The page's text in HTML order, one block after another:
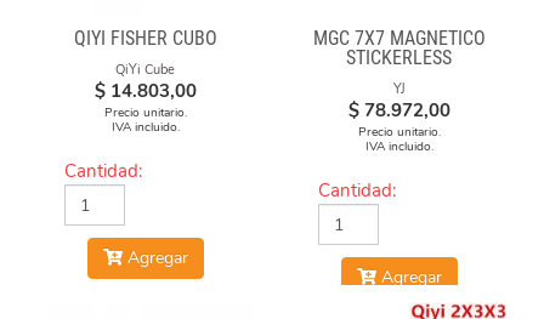
QIYI FISHER CUBO
QiYi Cube
$ 14.803,00
Precio unitario.
IVA incluido.
Cantidad:
Agregar
MGC 7X7 MAGNÉTICO
STICKERLESS
YJ
$ 78.972,00
Precio unitario.
IVA incluido.
Cantidad:
Agregar